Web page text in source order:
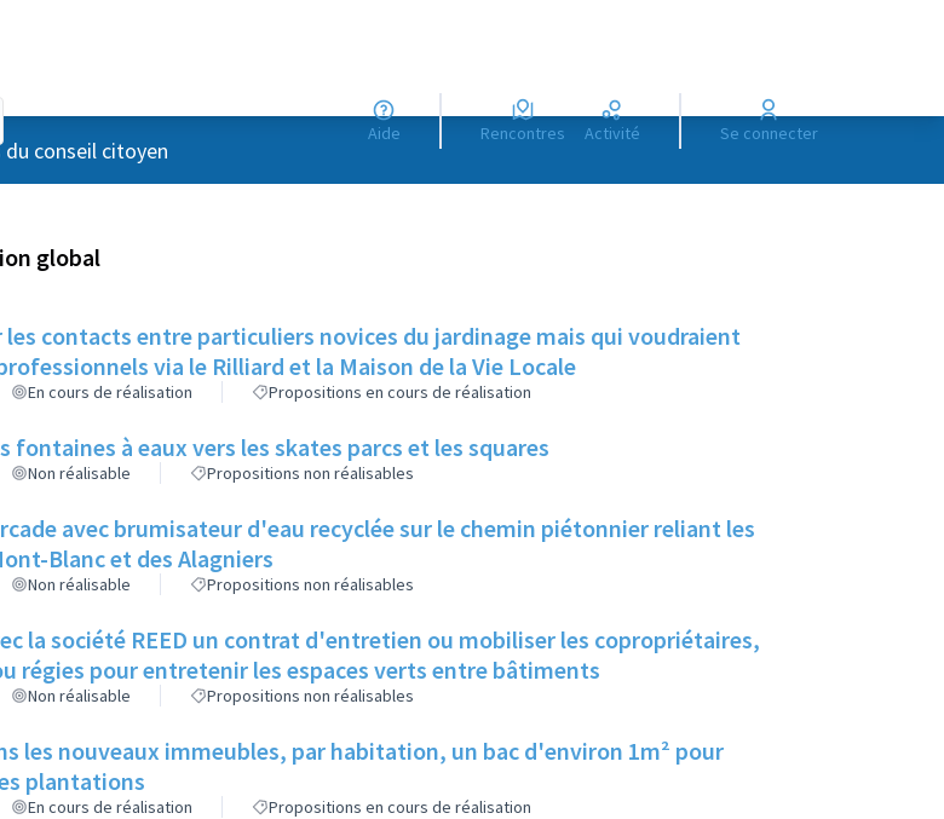
Aide Rencontres Activité Se connecter
conseil citoyen
global
les contacts entre particuliers novices du jardinage mais qui voudraient
via le Rilliard et la Maison de la Vie Locale
En cours de réalisation Propositions en cours de réalisation
fontaines à eaux vers les skates parcs et les squares
Non réalisable Propositions non réalisables
avec brumisateur d'eau recyclée sur le chemin piétonnier reliant les
Blanc et des Alagniers
Non réalisable Propositions non réalisables
la société REED un contrat d'entretien ou mobiliser les copropriétaires,
régies pour entretenir les espaces verts entre bâtiments
Non réalisable Propositions non réalisables
les nouveaux immeubles, par habitation, un bac d'environ 1m² pour
plantations
En cours de réalisation Propositions en cours de réalisation